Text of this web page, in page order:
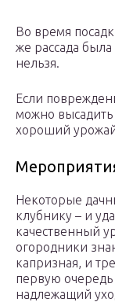
Во время
же рассада
нельзя.
Если
можно высадить
хороший урожай
Некоторые
клубнику – и
качественный
огородники
капризная, и
первую очередь
надлежащий